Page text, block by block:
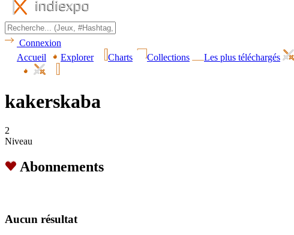
Connexion
Accueil
Explorer Charts Collections Les plus téléchargés
kakerskaba
2
Niveau
Abonnements
Aucun résultat